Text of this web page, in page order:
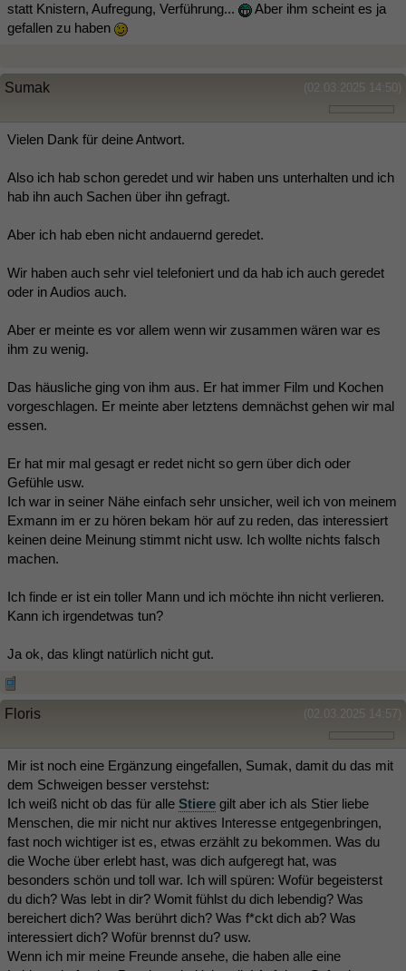
statt Knistern, Aufregung, Verführung...
Aber ihm scheint es ja
gefallen zu haben
(02.03.2025 14:50)
Sumak
Vielen Dank für deine Antwort.
Also ich hab schon geredet und wir haben uns unterhalten und ich
hab ihn auch Sachen über ihn gefragt.
Aber ich hab eben nicht andauernd geredet.
Wir haben auch sehr viel telefoniert und da hab ich auch geredet
oder in Audios auch.
Aber er meinte es vor allem wenn wir zusammen wären war es
ihm zu wenig.
Das häusliche ging von ihm aus. Er hat immer Film und Kochen
vorgeschlagen. Er meinte aber letztens demnächst gehen wir mal
essen.
Er hat mir mal gesagt er redet nicht so gern über dich oder
Gefühle usw.
Ich war in seiner Nähe einfach sehr unsicher, weil ich von meinem
Exmann im er zu hören bekam hör auf zu reden, das interessiert
keinen deine Meinung stimmt nicht usw. Ich wollte nichts falsch
machen.
Ich finde er ist ein toller Mann und ich möchte ihn nicht verlieren.
Kann ich irgendetwas tun?
Ja ok, das klingt natürlich nicht gut.
(02.03.2025 14:57)
Floris
Mir ist noch eine Ergänzung eingefallen, Sumak, damit du das mit
dem Schweigen besser verstehst:
Ich weiß nicht ob das für alle Stiere gilt aber ich als Stier liebe
Menschen, die mir nicht nur aktives Interesse entgegenbringen,
fast noch wichtiger ist es, etwas erzählt zu bekommen. Was du
die Woche über erlebt hast, was dich aufgeregt hat, was
besonders schön und toll war. Ich will spüren: Wofür begeisterst
du dich? Was lebt in dir? Womit fühlst du dich lebendig? Was
bereichert dich? Was berührt dich? Was f*ckt dich ab? Was
interessiert dich? Wofür brennst du? usw.
Wenn ich mir meine Freunde ansehe, die haben alle eine